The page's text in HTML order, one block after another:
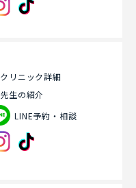
クリニック詳細
先生の紹介
LINE予約・相談